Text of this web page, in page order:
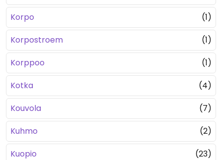
Korpo
(1)
Korpostroem
(1)
Korppoo
(1)
Kotka
(4)
Kouvola
(7)
Kuhmo
(2)
Kuopio
(23)